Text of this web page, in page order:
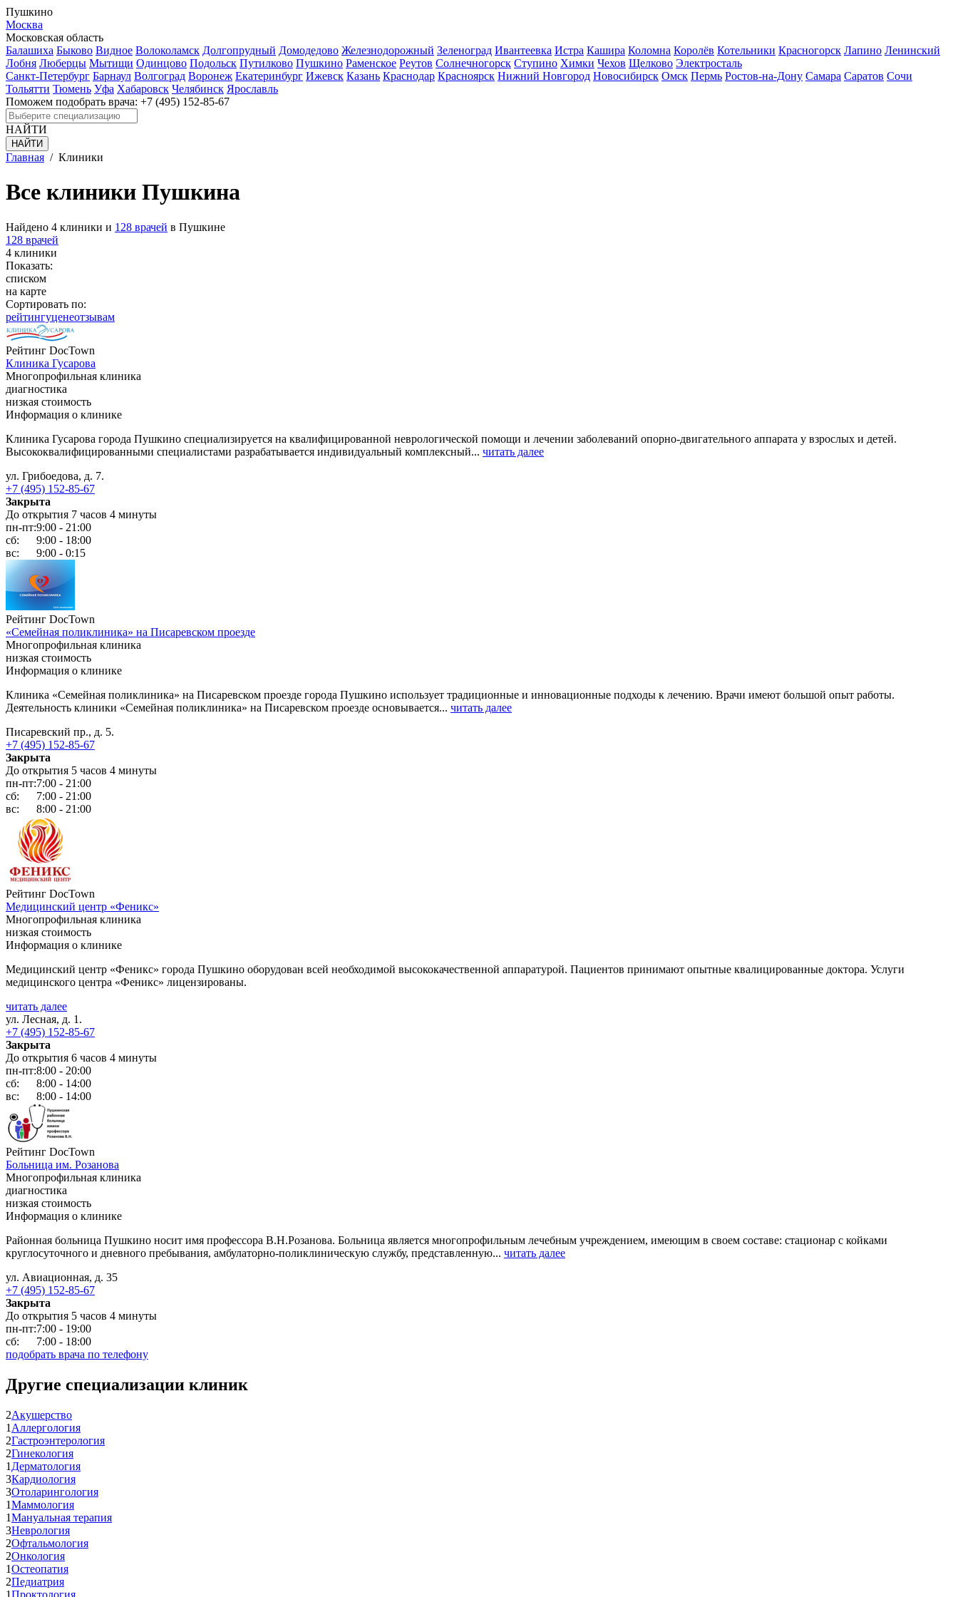
Пушкино
Москва
Московская область
Балашиха Быково Видное Волоколамск Долгопрудный Домодедово Железнодорожный Зеленоград Ивантеевка Истра Кашира Коломна Королёв Котельники Красногорск Лапино Ленинский
Лобня Люберцы Мытищи Одинцово Подольск Путилково Пушкино Раменское Реутов Солнечногорск Ступино Химки Чехов Щелково Электросталь
Санкт-Петербург Барнаул Волгоград Воронеж Екатеринбург Ижевск Казань Краснодар Красноярск Нижний Новгород Новосибирск Омск Пермь Ростов-на-Дону Самара Саратов Сочи
Тольятти Тюмень Уфа Хабаровск Челябинск Ярославль
Поможем подобрать врача: +7 (495) 152-85-67
НАЙТИ
Главная / Клиники
Все клиники Пушкина
Найдено 4 клиники и 128 врачей в Пушкине
128 врачей
4 клиники
Показать:
списком
на карте
Сортировать по:
рейтингуценеотзывам
Рейтинг DocTown
Клиника Гусарова
Многопрофильная клиника
диагностика
низкая стоимость
Информация о клинике
Клиника Гусарова города Пушкино специализируется на квалифицированной неврологической помощи и лечении заболеваний опорно-двигательного аппарата у взрослых и детей.
Высококвалифицированными специалистами разрабатывается индивидуальный комплексный... читать далее
ул. Грибоедова, д. 7.
+7 (495) 152-85-67
Закрыта
До открытия 7 часов 4 минуты
пн-пт:9:00 - 21:00
сб:
9:00 - 18:00
вс:
9:00 - 0:15
Рейтинг DocTown
«Семейная поликлиника» на Писаревском проезде
Многопрофильная клиника
низкая стоимость
Информация о клинике
Клиника «Семейная поликлиника» на Писаревском проезде города Пушкино использует традиционные и инновационные подходы к лечению. Врачи имеют большой опыт работы.
Деятельность клиники «Семейная поликлиника» на Писаревском проезде основывается... читать далее
Писаревский пр., д. 5.
+7 (495) 152-85-67
Закрыта
До открытия 5 часов 4 минуты
пн-пт:7:00 - 21:00
сб:
7:00 - 21:00
вс:
8:00 - 21:00
Рейтинг DocTown
Медицинский центр «Феникс»
Многопрофильная клиника
низкая стоимость
Информация о клинике
Медицинский центр «Феникс» города Пушкино оборудован всей необходимой высококачественной аппаратурой. Пациентов принимают опытные квалицированные доктора. Услуги
медицинского центра «Феникс» лицензированы.
читать далее
ул. Лесная, д. 1.
+7 (495) 152-85-67
Закрыта
До открытия 6 часов 4 минуты
пн-пт:8:00 - 20:00
сб:
8:00 - 14:00
вс:
8:00 - 14:00
Рейтинг DocTown
Больница им. Розанова
Многопрофильная клиника
диагностика
низкая стоимость
Информация о клинике
Районная больница Пушкино носит имя профессора В.Н.Розанова. Больница является многопрофильным лечебным учреждением, имеющим в своем составе: стационар с койками
круглосуточного и дневного пребывания, амбулаторно-поликлиническую службу, представленную... читать далее
ул. Авиационная, д. 35
+7 (495) 152-85-67
Закрыта
До открытия 5 часов 4 минуты
пн-пт:7:00 - 19:00
сб:
7:00 - 18:00
подобрать врача по телефону
Другие специализации клиник
2Акушерство
1 Аллергология
2Гастроэнтерология
2Гинекология
1 Дерматология
3Кардиология
3Отоларингология
1Маммология
1Мануальная терапия
3Неврология
2Офтальмология
2Онкология
1Остеопатия
2Педиатрия
1Проктология